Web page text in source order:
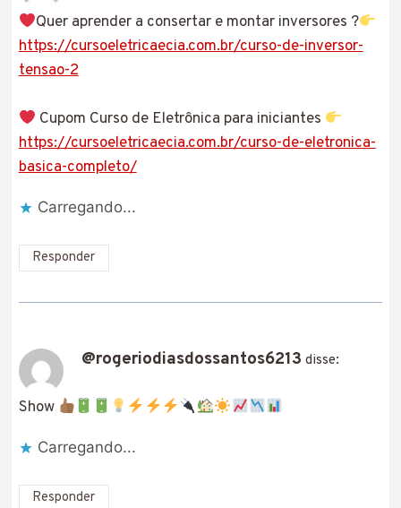
Quer aprender a consertar e montar inversores ?
https://cursoeletricaecia.com.br/curso-de-inversor-
tensao-2
Cupom Curso de Eletrônica para iniciantes
https://cursoeletricaecia.com.br/curso-de-eletronica-
basica-completo/
Carregando...
Responder
@rogeriodiasdossantos6213 disse:
Show
Carregando...
Responder